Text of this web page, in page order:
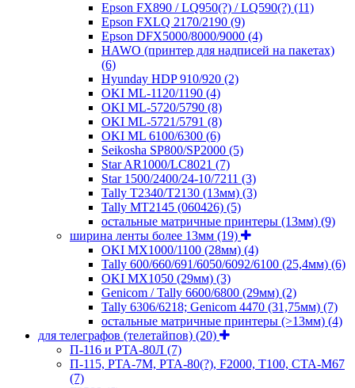
Epson FX890 / LQ950(?) / LQ590(?) (11)
Epson FXLQ 2170/2190 (9)
Epson DFX5000/8000/9000 (4)
HAWO (принтер для надписей на пакетах)
(6)
Hyunday HDP 910/920 (2)
OKI ML-1120/1190 (4)
OKI ML-5720/5790 (8)
OKI ML-5721/5791 (8)
OKI ML 6100/6300 (6)
Seikosha SP800/SP2000 (5)
Star AR1000/LC8021 (7)
Star 1500/2400/24-10/7211 (3)
Tally T2340/T2130 (13мм) (3)
Tally MT2145 (060426) (5)
остальные матричные принтеры (13мм) (9)
ширина ленты более 13мм (19)
OKI MX1000/1100 (28мм) (4)
Tally 600/660/691/6050/6092/6100 (25,4мм) (6)
OKI MX1050 (29мм) (3)
Genicom / Tally 6600/6800 (29мм) (2)
Tally 6306/6218; Genicom 4470 (31,75мм) (7)
остальные матричные принтеры (>13мм) (4)
для телеграфов (телетайпов) (20)
П-116 и РТА-80Л (7)
П-115, РТА-7М, РТА-80(?), F2000, T100, СТА-М67
(7)